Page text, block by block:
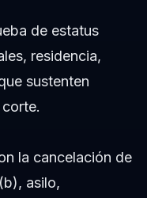
de estatus
residencia,
sustenten
la cancelación de
asilo,